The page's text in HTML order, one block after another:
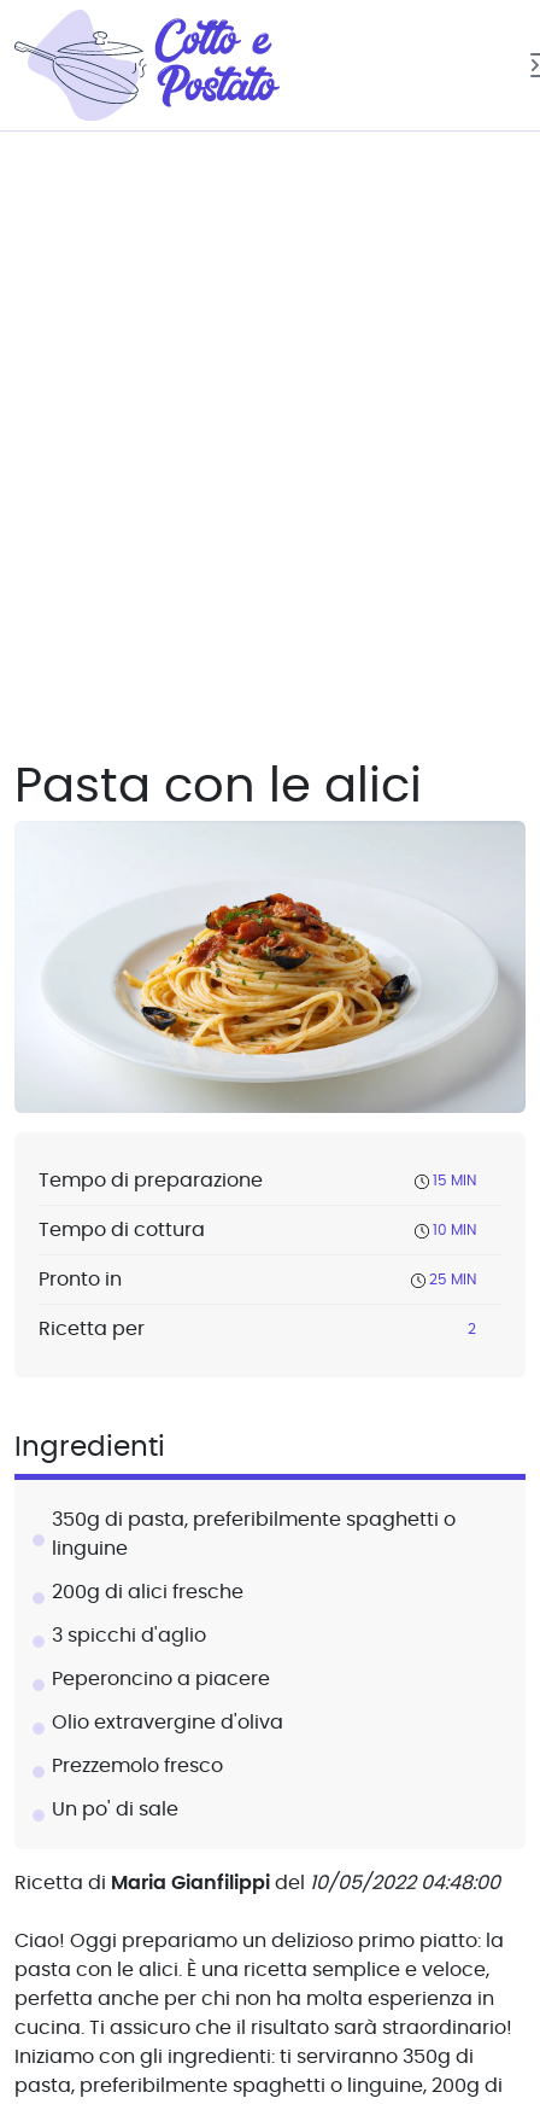
Pasta con le alici
Tempo di preparazione 15 MIN
Tempo di cottura 10 MIN
Pronto in 25 MIN
Ricetta per 2
Ricetta di Maria Gianfilippi del 10/05/2022 04:48:00
Ciao! Oggi prepariamo un delizioso primo piatto: la
pasta con le alici. È una ricetta semplice e veloce,
perfetta anche per chi non ha molta esperienza in
cucina. Ti assicuro che il risultato sarà straordinario!
Iniziamo con gli ingredienti: ti serviranno 350g di
pasta, preferibilmente spaghetti o linguine, 200g di
Ingredienti
350g di pasta, preferibilmente spaghetti o
linguine
200g di alici fresche
3 spicchi d'aglio
Peperoncino a piacere
Olio extravergine d'oliva
Prezzemolo fresco
Un po' di sale